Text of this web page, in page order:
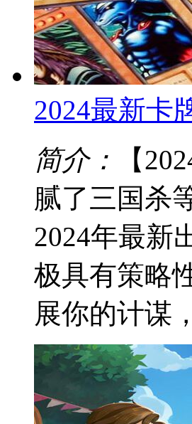
2024最新卡
简介：
【
腻了三国杀
2024年最新
极具有策略
展你的计谋